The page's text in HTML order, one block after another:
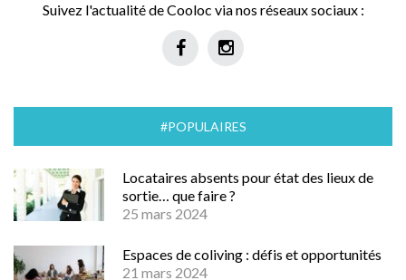
Suivez l'actualité de Cooloc via nos réseaux sociaux :
#POPULAIRES
Locataires absents pour état des lieux de
sortie… que faire ?
25 mars 2024
Espaces de coliving : défis et opportunités
21 mars 2024